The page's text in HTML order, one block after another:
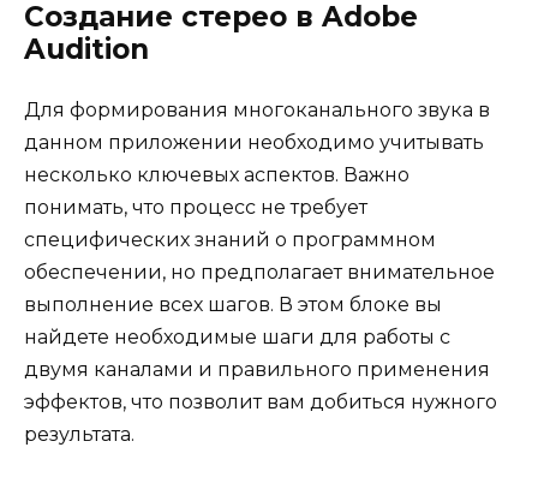
Создание стерео в Adobe
Audition
Для формирования многоканального звука в
данном приложении необходимо учитывать
несколько ключевых аспектов. Важно
понимать, что процесс не требует
специфических знаний о программном
обеспечении, но предполагает внимательное
выполнение всех шагов. В этом блоке вы
найдете необходимые шаги для работы с
двумя каналами и правильного применения
эффектов, что позволит вам добиться нужного
результата.